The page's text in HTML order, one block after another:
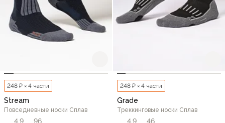
248 ₽ × 4 части
Stream
Повседневные носки Сплав
4,9 96
248 ₽ × 4 части
Grade
Треккинговые носки Сплав
4,9 46